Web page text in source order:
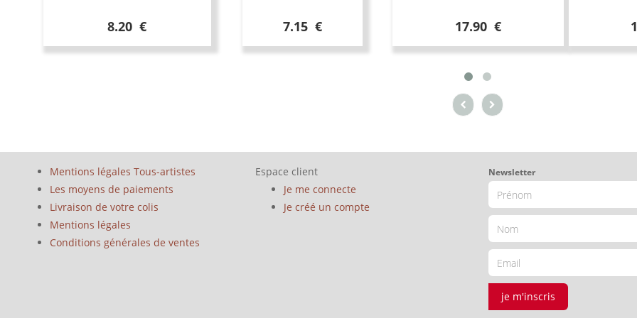
8.20 € 7.15 € 17.90 €
Mentions légales Tous-artistes
Les moyens de paiements
Livraison de votre colis
Mentions légales
Conditions générales de ventes
Espace client
Je me connecte
Je créé un compte
Newsletter
je m'inscris